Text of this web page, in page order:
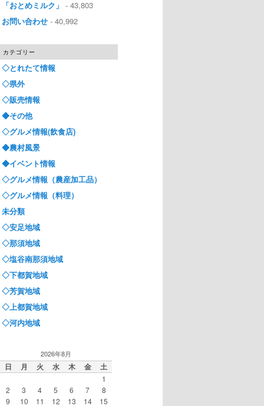
「おとめミルク」 - 43,803
お問い合わせ - 40,992
カテゴリー
◇とれたて情報
◇県外
◇販売情報
◆その他
◇グルメ情報(飲食店)
◆農村風景
◆イベント情報
◇グルメ情報（農産加工品）
◇グルメ情報（料理）
未分類
◇安足地域
◇那須地域
◇塩谷南那須地域
◇下都賀地域
◇芳賀地域
◇上都賀地域
◇河内地域
2026年8月
日 月 火 水 木 金 土
1
2
3 4 5 6 7
8
9
10 11 12 13 14
15